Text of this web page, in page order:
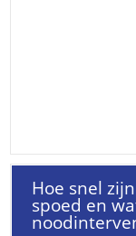
Hoe snel
spoed en